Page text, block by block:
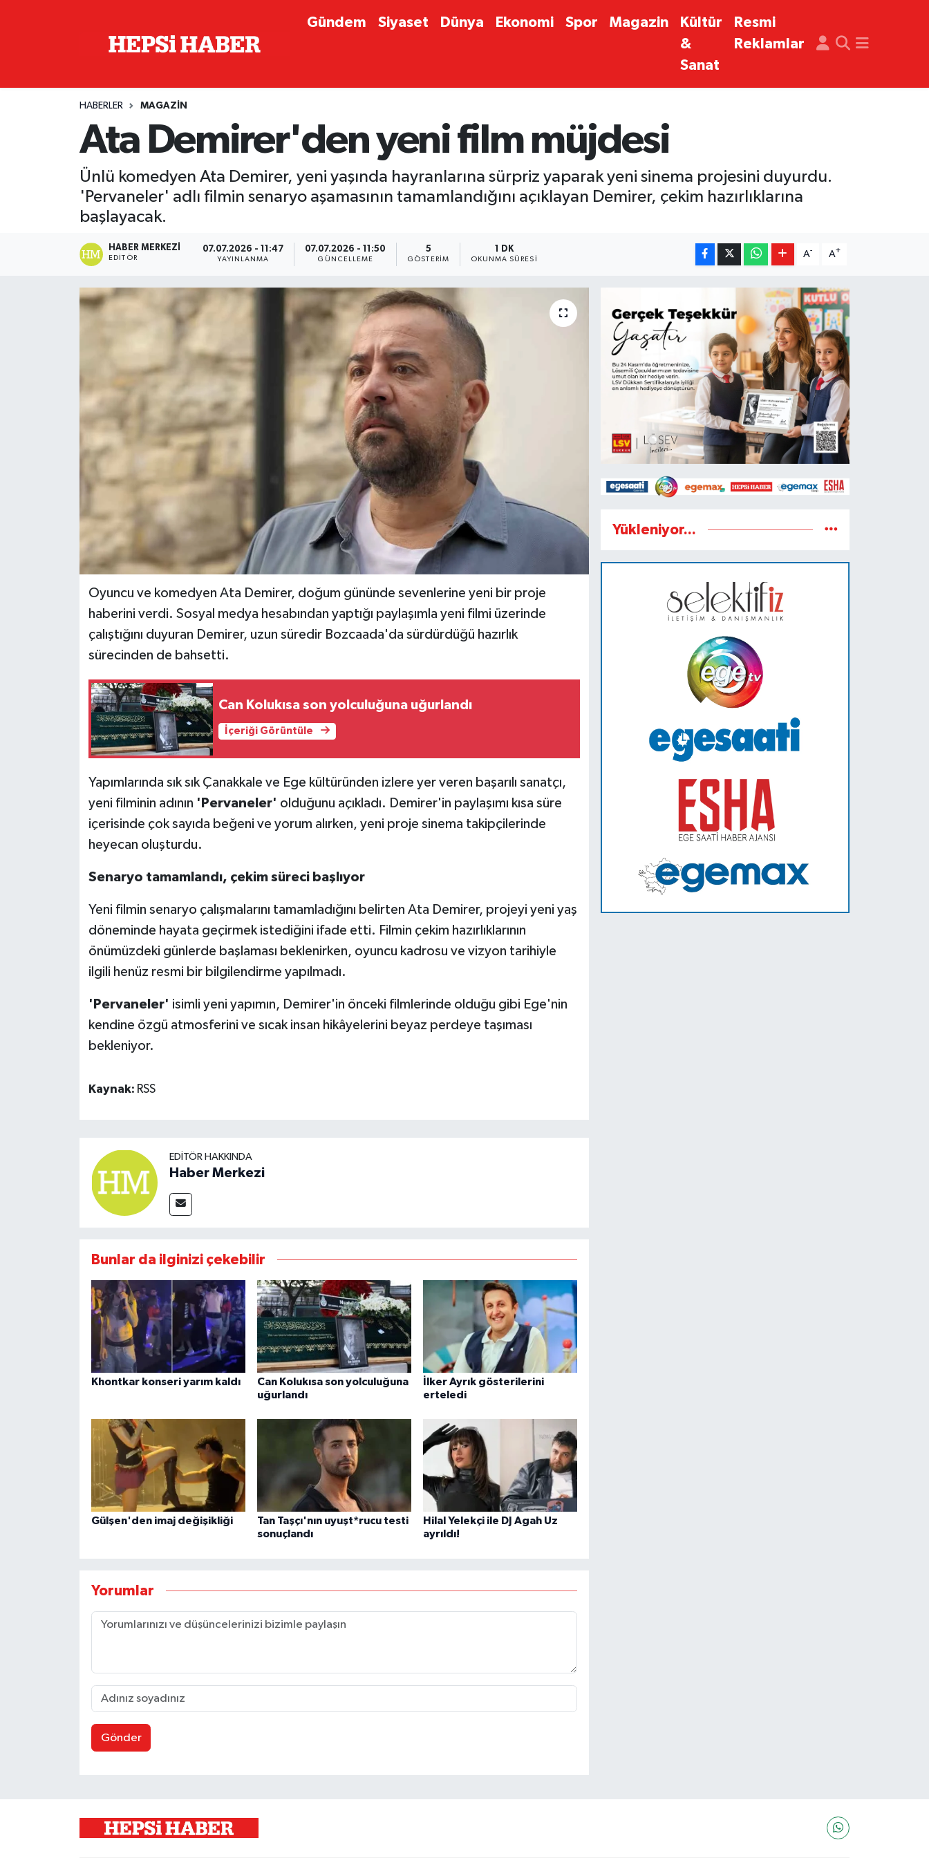
Gündem Siyaset Dünya Ekonomi Spor Magazin
Kültür
&
Sanat
Resmi
Reklamlar
HABERLER MAGAZIN
Ata Demirer'den yeni film müjdesi
Ünlü komedyen Ata Demirer, yeni yaşında hayranlarına sürpriz yaparak yeni sinema projesini duyurdu.
'Pervaneler' adlı filmin senaryo aşamasının tamamlandığını açıklayan Demirer, çekim hazırlıklarına
başlayacak.
HABER MERKEZI
EDITÖR
07.07.2026 - 11:47
YAYINLANMA
07.07.2026 - 11:50
GÜNCELLEME
5
GÖSTERIM
1 DK
OKUNMA SÜRESI
A- A+
Oyuncu ve komedyen Ata Demirer, doğum gününde sevenlerine yeni bir proje
haberini verdi. Sosyal medya hesabından yaptığı paylaşımla yeni filmi üzerinde
çalıştığını duyuran Demirer, uzun süredir Bozcaada'da sürdürdüğü hazırlık
sürecinden de bahsetti.
Can Kolukısa son yolculuğuna uğurlandı
İçeriği Görüntüle
Yapımlarında sık sık Çanakkale ve Ege kültüründen izlere yer veren başarılı sanatçı,
yeni filminin adının 'Pervaneler' olduğunu açıkladı. Demirer'in paylaşımı kısa süre
içerisinde çok sayıda beğeni ve yorum alırken, yeni proje sinema takipçilerinde
heyecan oluşturdu.
Senaryo tamamlandı, çekim süreci başlıyor
Yeni filmin senaryo çalışmalarını tamamladığını belirten Ata Demirer, projeyi yeni yaş
döneminde hayata geçirmek istediğini ifade etti. Filmin çekim hazırlıklarının
önümüzdeki günlerde başlaması beklenirken, oyuncu kadrosu ve vizyon tarihiyle
ilgili henüz resmi bir bilgilendirme yapılmadı.
'Pervaneler' isimli yeni yapımın, Demirer'in önceki filmlerinde olduğu gibi Ege'nin
kendine özgü atmosferini ve sıcak insan hikâyelerini beyaz perdeye taşıması
bekleniyor.
Kaynak: RSS
EDITÖR HAKKINDA
Haber Merkezi
Bunlar da ilginizi çekebilir
Khontkar konseri yarım kaldı
Can Kolukısa son yolculuğuna
uğurlandı
İlker Ayrık gösterilerini
erteledi
Gülşen'den imaj değişikliği
Tan Taşçı'nın uyuşt*rucu testi
sonuçlandı
Hilal Yelekçi ile DJ Agah Uz
ayrıldı!
Yorumlar
Gönder
Yükleniyor...
Biyografi
Gündem
İstanbul Nöbetçi Eczaneler
İstanbul Hava Durumu
İzmir Namaz Vakitleri
Süper Lig Puan Durumu ve Fikstür
Tüm Manşetler
Son Dakika Haberleri
Haber Arşivi